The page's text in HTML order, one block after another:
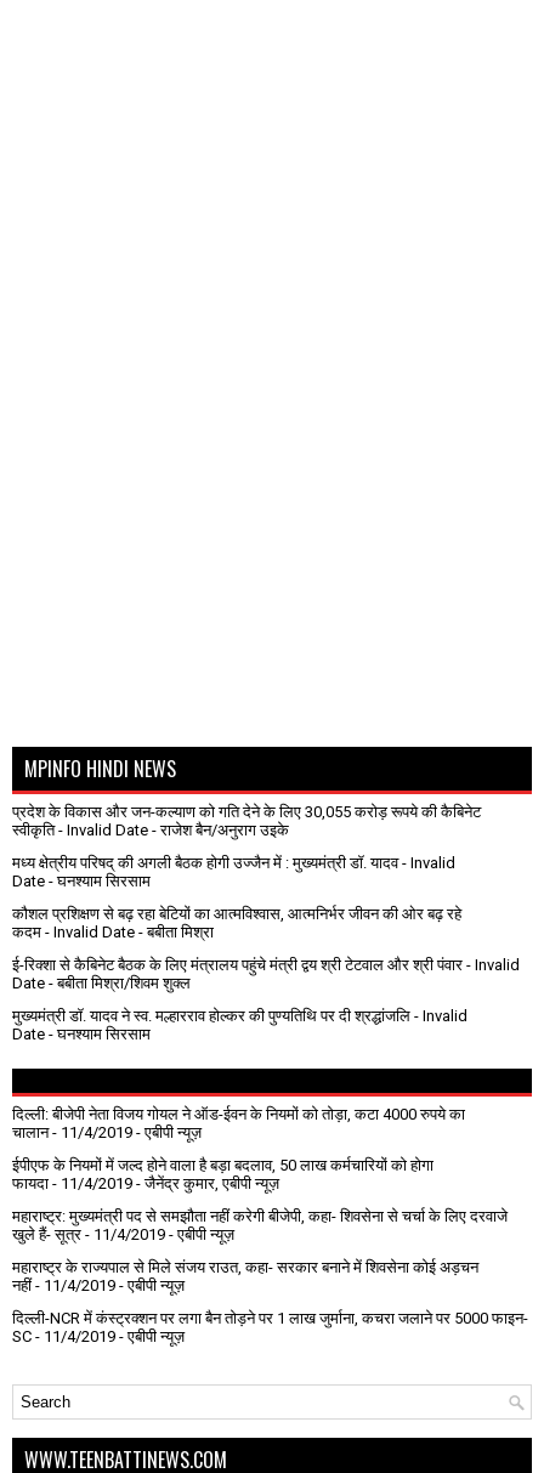
MPINFO HINDI NEWS
प्रदेश के विकास और जन-कल्याण को गति देने के लिए 30,055 करोड़ रूपये की कैबिनेट
स्वीकृति- Invalid Date - राजेश बैन/अनुराग उइके
मध्य क्षेत्रीय परिषद् की अगली बैठक होगी उज्जैन में : मुख्यमंत्री डॉ. यादव- Invalid
Date - घनश्याम सिरसाम
कौशल प्रशिक्षण से बढ़ रहा बेटियों का आत्मविश्वास, आत्मनिर्भर जीवन की ओर बढ़ रहे
कदम - Invalid Date - बबीता मिश्रा
ई-रिक्शा से कैबिनेट बैठक के लिए मंत्रालय पहुंचे मंत्री द्वय श्री टेटवाल और श्री पंवार - Invalid
Date - बबीता मिश्रा/शिवम शुक्ल
मुख्यमंत्री डॉ. यादव ने स्व. मल्हारराव होल्कर की पुण्यतिथि पर दी श्रद्धांजलि - Invalid
Date - घनश्याम सिरसाम
दिल्ली: बीजेपी नेता विजय गोयल ने ऑड-ईवन के नियमों को तोड़ा, कटा 4000 रुपये का
चालान- 11/4/2019 - एबीपी न्यूज़
ईपीएफ के नियमों में जल्द होने वाला है बड़ा बदलाव, 50 लाख कर्मचारियों को होगा
फायदा - 11/4/2019 - जैनेंद्र कुमार, एबीपी न्यूज़
महाराष्ट्र: मुख्यमंत्री पद से समझौता नहीं करेगी बीजेपी, कहा- शिवसेना से चर्चा के लिए दरवाजे
खुले हैं- सूत्र - 11/4/2019 - एबीपी न्यूज़
महाराष्ट्र के राज्यपाल से मिले संजय राउत, कहा- सरकार बनाने में शिवसेना कोई अड़चन
नहीं- 11/4/2019 - एबीपी न्यूज़
दिल्ली-NCR में कंस्ट्रक्शन पर लगा बैन तोड़ने पर 1 लाख जुर्माना, कचरा जलाने पर ₹5000 फाइन-
SC - 11/4/2019 - एबीपी न्यूज़
WWW.TEENBATTINEWS.COM